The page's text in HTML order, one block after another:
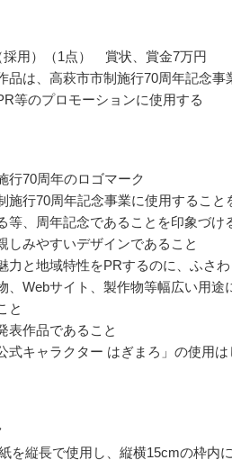
採用）（1点） 賞状、賞金7万円
品は、高萩市市制施行70周年記念事
等のプロモーションに使用する
行70周年のロゴマーク
施行70周年記念事業に使用すること
等、周年記念であることを印象づけ
しみやすいデザインであること
力と地域特性をPRするのに、ふさ
、Webサイト、製作物等幅広い用途
と
表作品であること
式キャラクター はぎまろ」の使用は
を縦長で使用し、縦横15cmの枠内